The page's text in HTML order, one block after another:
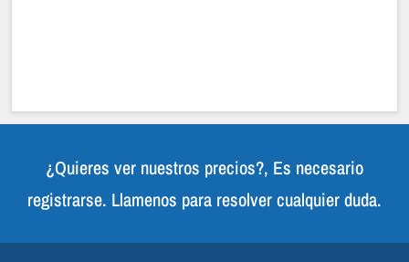
¿Quieres ver nuestros precios?, Es necesario
registrarse. Llamenos para resolver cualquier duda.